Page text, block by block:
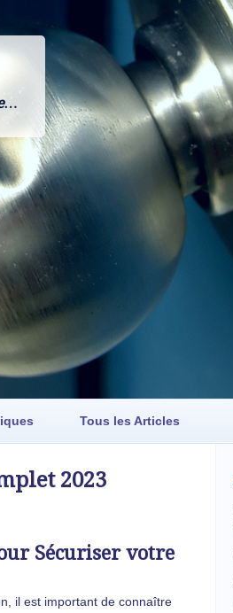
Tous les Articles
2023
Sécuriser votre
il est important de connaître